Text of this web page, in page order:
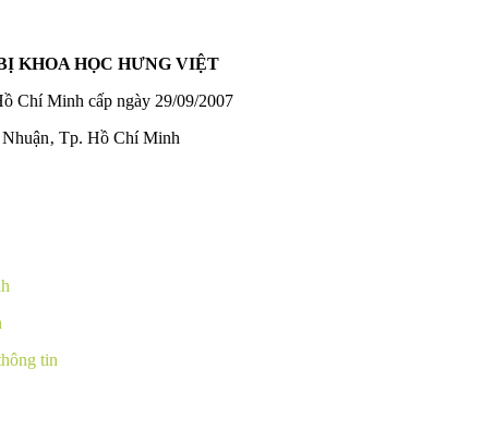
KHOA HỌC HƯNG VIỆT
Chí Minh cấp ngày 29/09/2007
Tp. Hồ Chí Minh
tin